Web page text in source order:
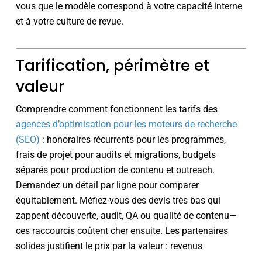
vous que le modèle correspond à votre capacité interne
et à votre culture de revue.
Tarification, périmètre et
valeur
Comprendre comment fonctionnent les tarifs des
agences d’optimisation pour les moteurs de recherche
(SEO) : honoraires récurrents pour les programmes,
frais de projet pour audits et migrations, budgets
séparés pour production de contenu et outreach.
Demandez un détail par ligne pour comparer
équitablement. Méfiez-vous des devis très bas qui
zappent découverte, audit, QA ou qualité de contenu—
ces raccourcis coûtent cher ensuite. Les partenaires
solides justifient le prix par la valeur : revenus